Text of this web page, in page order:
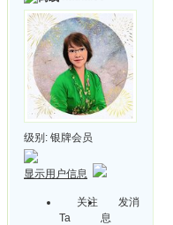
级别: 银牌会员
显示用户信息
关注
Ta
发消
息